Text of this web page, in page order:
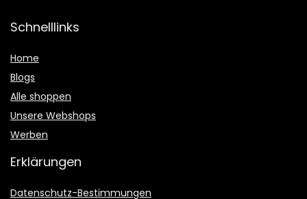
Schnelllinks
Home
Blogs
Alle shoppen
Unsere Webshops
Werben
Erklärungen
Datenschutz-Bestimmungen